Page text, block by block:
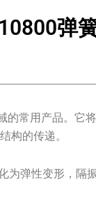
弹
常用产品。它
构的传递。
弹性变形，隔